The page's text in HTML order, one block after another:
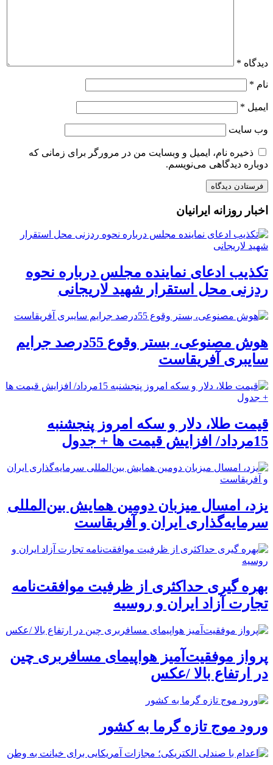
دیدگاه *
نام *
ایمیل *
وب‌ سایت
ذخیره نام، ایمیل و وبسایت من در مرورگر برای زمانی که
دوباره دیدگاهی می‌نویسم.
اخبار روزانه ایرانیان
تکذیب ادعای نماینده مجلس درباره نحوه
ردزنی محل استقرار شهید لاریجانی
هوش مصنوعی، بستر وقوع 55درصد جرایم
سایبری آفریقاست
قیمت طلا، دلار و سکه امروز پنجشنبه
15مرداد/ افزایش قیمت ها + جدول
یزد، امسال میزبان دومین همایش بین‌المللی
سرمایه‌گذاری ایران و آفریقاست
بهره گیری حداکثری از ظرفیت موافقت‌نامه
تجارت آزاد ایران و روسیه
پرواز موفقیت‌آمیز هواپیمای مسافربری چین
در ارتفاع بالا /عکس
ورود موج تازه گرما به کشور